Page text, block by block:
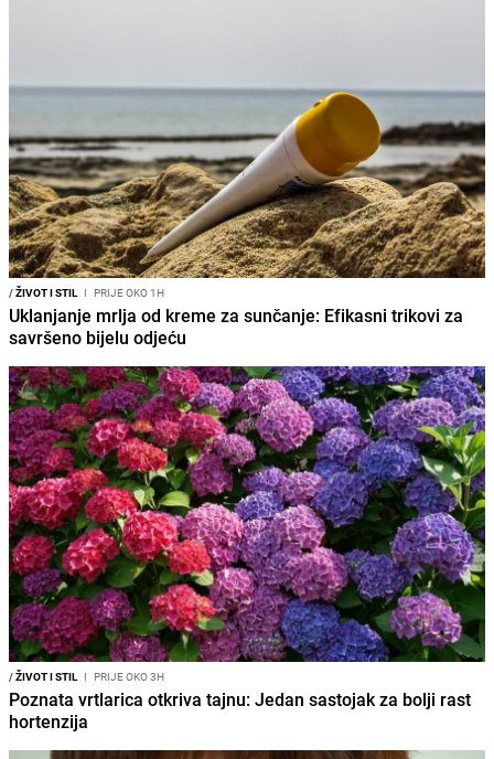
/ŽIVOT I STIL I PRIJE OKO 1H
Uklanjanje mrlja od kreme za sunčanje: Efikasni trikovi za
savršeno bijelu odjeću
/ŽIVOT I STIL I PRIJE OKO 3H
Poznata vrtlarica otkriva tajnu: Jedan sastojak za bolji rast
hortenzija